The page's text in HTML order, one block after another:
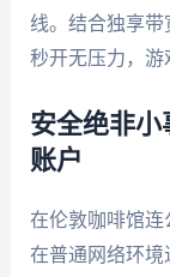
线。结合独享
秒开无压力，游
安全绝非小
账户
在伦敦咖啡馆连
在普通网络环